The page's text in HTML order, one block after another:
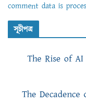
comment data is
সূচীপত্র
The Rise of
The